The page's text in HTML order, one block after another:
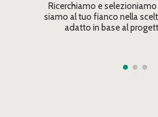
Ricerchiamo e
siamo al tuo fianco nella
adatto in base al